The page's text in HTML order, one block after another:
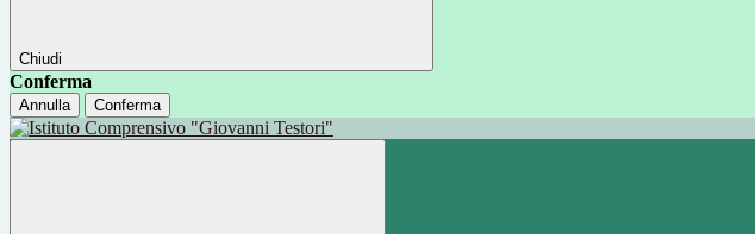
Chiudi
Conferma
Annulla Conferma